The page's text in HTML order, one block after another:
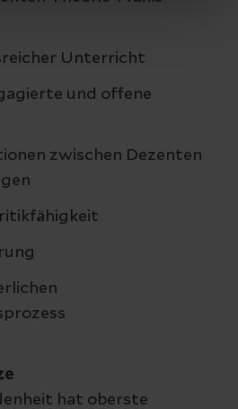
Unterricht
und offene
zwischen Dezenten
hat oberste